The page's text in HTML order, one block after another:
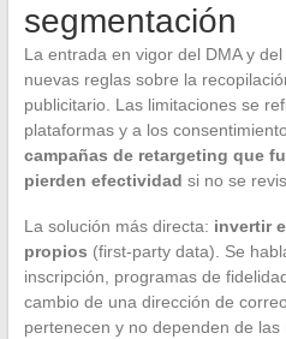
segmentación
La entrada en vigor del DMA y
nuevas reglas sobre la
publicitario. Las limitaciones se
plataformas y a los
campañas de retargeting que
pierden efectividad si no se
La solución más directa: invertir
propios (first-party data). Se
inscripción, programas de
cambio de una dirección de
pertenecen y no dependen de